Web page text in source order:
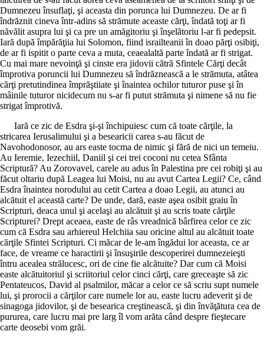
Dumnezeu însuflaţi, şi aceasta din porunca lui Dumnezeu. De ar fi
îndrăznit cineva într-adins să strămute aceaste cărţi, îndată toţi ar fi
năvălit asupra lui şi ca pre un amăgitoriu şi înşelătoriu l-ar fi pedepsit.
Iară după împărăţiia lui Solomon, fiind israilteanii în doao părţi osibiţi,
de ar fi ispitit o parte ceva a muta, ceaealaltă parte îndată ar fi strigat.
Cu mai mare nevoinţă şi cinste era jidovii cătră Sfintele Cărţi decât
împrotiva poruncii lui Dumnezeu să îndrăznească a le strămuta, atâtea
cărţi pretutindinea împrăştiiate şi înaintea ochilor tuturor puse şi în
mâinile tuturor nicidecum nu s-ar fi putut strămuta şi nimene să nu fie
strigat împrotivă.
Iară ce zic de Esdra şi-şi închipuiesc cum că toate cărţile, la
stricarea Ierusalimului şi a besearicii carea s-au făcut de
Navohodonosor, au ars easte tocma de nimic şi fără de nici un temeiu.
Au Ieremie, Iezechiil, Daniil şi cei trei coconi nu cetea Sfânta
Scriptură? Au Zorovavel, carele au adus în Palestina pre cei robiţi şi au
făcut oltariu după Leagea lui Moisi, nu au avut Cartea Legii? Ce, când
Esdra înaintea norodului au cetit Cartea a doao Legii, au atunci au
alcătuit el această carte? De unde, dară, easte aşea osibit graiu în
Scripturi, deaca unul şi acelaşi au alcătuit şi au scris toate cărţile
Scripturei? Drept aceaea, easte de râs vreadnică bârfirea celor ce zic
cum că Esdra sau arhiereul Helchiia sau oricine altul au alcătuit toate
cărţile Sfintei Scripturi. Ci măcar de le-am îngădui lor aceasta, ce ar
face, de vreame ce haractirii şi însuşirile descoperirei dumnezeieşti
întru acealea strălucesc, ori de cine fie alcătuite? Dar cum că Moisi
easte alcătuitoriul şi scriitoriul celor cinci cărţi, care greceaşte să zic
Pentateucos, David al psalmilor, măcar a celor ce să scriu supt numele
lui, şi prorocii a cărţilor care numele lor au, easte lucru adeverit şi de
sinagoga jidovilor, şi de besearica creştinească, şi din învăţătura cea de
pururea, care lucru mai pre larg îl vom arăta când despre fieştecare
carte deosebi vom grăi.